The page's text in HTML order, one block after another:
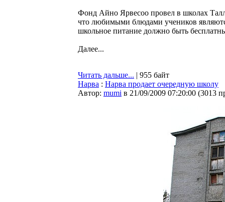
Фонд Айно Ярвесоо провел в школах
что любимыми блюдами учеников
школьное питание должно быть
Далее...
Читать дальше... | 955 байт
Нарва : Нарва продает очередную школу
Автор: mumi в 21/09/2009 07:20:00 (3013